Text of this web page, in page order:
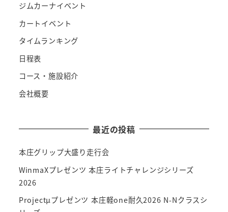
ジムカーナイベント
カートイベント
タイムランキング
日程表
コース・施設紹介
会社概要
最近の投稿
本庄グリップ大盛り走行会
WinmaXプレゼンツ 本庄ライトチャレンジシリーズ
2026
Projectμプレゼンツ 本庄軽one耐久2026 N-Nクラスシ